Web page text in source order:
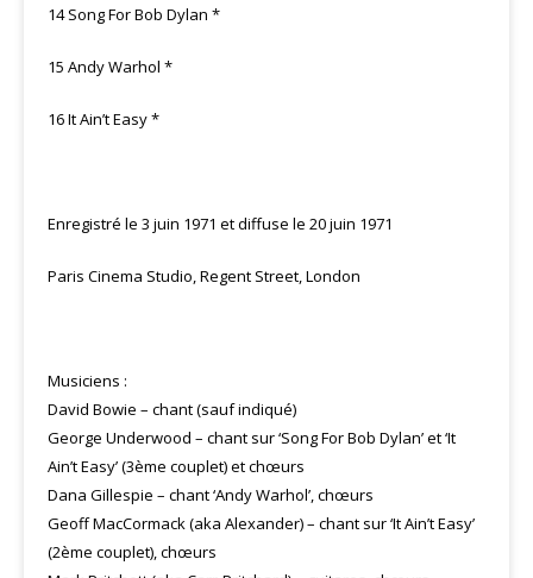
14 Song For Bob Dylan *
15 Andy Warhol *
16 It Ain’t Easy *
Enregistré le 3 juin 1971 et diffuse le 20 juin 1971
Paris Cinema Studio, Regent Street, London
Musiciens :
David Bowie – chant (sauf indiqué)
George Underwood – chant sur ‘Song For Bob Dylan’ et ‘It
Ain’t Easy’ (3ème couplet) et chœurs
Dana Gillespie – chant ‘Andy Warhol’, chœurs
Geoff MacCormack (aka Alexander) – chant sur ‘It Ain’t Easy’
(2ème couplet), chœurs